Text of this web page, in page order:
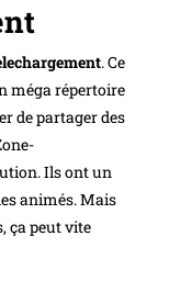
. Ce
méga répertoire
de partager des
Ils ont un
animés. Mais
ça peut vite